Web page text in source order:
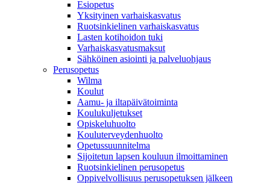
Esiopetus
Yksityinen varhaiskasvatus
Ruotsinkielinen varhaiskasvatus
Lasten kotihoidon tuki
Varhaiskasvatusmaksut
Sähköinen asiointi ja palveluohjaus
Perusopetus
Wilma
Koulut
Aamu- ja iltapäivätoiminta
Koulukuljetukset
Opiskeluhuolto
Kouluterveydenhuolto
Opetussuunnitelma
Sijoitetun lapsen kouluun ilmoittaminen
Ruotsinkielinen perusopetus
Oppivelvollisuus perusopetuksen jälkeen